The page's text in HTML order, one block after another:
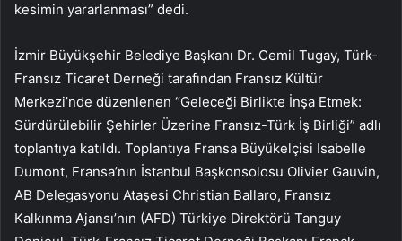
kesimin yararlanması” dedi.
İzmir Büyükşehir Belediye Başkanı Dr. Cemil Tugay, Türk-
Fransız Ticaret Derneği tarafından Fransız Kültür
Merkezi’nde düzenlenen “Geleceği Birlikte İnşa Etmek:
Sürdürülebilir Şehirler Üzerine Fransız-Türk İş Birliği” adlı
toplantıya katıldı. Toplantıya Fransa Büyükelçisi Isabelle
Dumont, Fransa’nın İstanbul Başkonsolosu Olivier Gauvin,
AB Delegasyonu Ataşesi Christian Ballaro, Fransız
Kalkınma Ajansı’nın (AFD) Türkiye Direktörü Tanguy